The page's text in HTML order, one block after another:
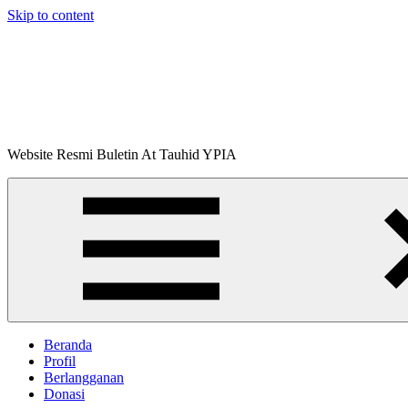
Skip to content
Buletin
Website Resmi Buletin At Tauhid YPIA
Beranda
Profil
Berlangganan
Donasi